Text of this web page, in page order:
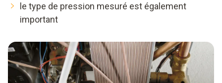
le type de pression mesuré est également
important